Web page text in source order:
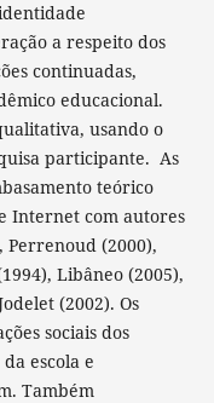
a respeito dos
continuadas,
educacional.
usando o
participante. As
teórico
Internet com autores
Perrenoud (2000),
Libâneo (2005),
(2002). Os
sociais dos
escola e
Também